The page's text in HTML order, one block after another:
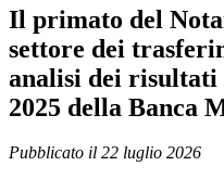
Il primato del
settore dei
analisi dei risultati
2025 della Banca
Pubblicato il 22 luglio 2026